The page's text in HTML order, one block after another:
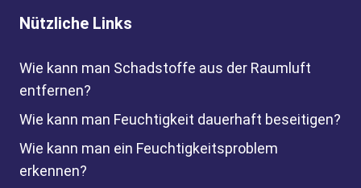
Nützliche Links
Wie kann man Schadstoffe aus der Raumluft
entfernen?
Wie kann man Feuchtigkeit dauerhaft beseitigen?
Wie kann man ein Feuchtigkeitsproblem
erkennen?